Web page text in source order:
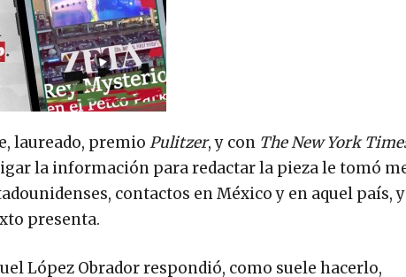
laureado, premio Pulitzer, y con The New York
la información para redactar la pieza le tomó
contactos en México y en aquel país,
presenta.
López Obrador respondió, como suele hacerlo,